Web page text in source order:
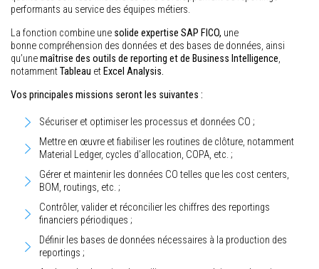
performants au service des équipes métiers.
La fonction combine une solide expertise SAP FICO, une
bonne compréhension des données et des bases de données, ainsi
qu’unemaîtrise des outils de reporting et de Business Intelligence,
notammentTableau et Excel Analysis.
Vos principales missions seront les suivantes :
Sécuriser et optimiser les processus et données CO ;
Mettre en œuvre et fiabiliser les routines de clôture, notamment
Material Ledger, cycles d’allocation, COPA, etc. ;
Gérer et maintenir les données CO telles que les cost centers,
BOM, routings, etc. ;
Contrôler, valider et réconcilier les chiffres des reportings
financiers périodiques ;
Définir les bases de données nécessaires à la production des
reportings ;